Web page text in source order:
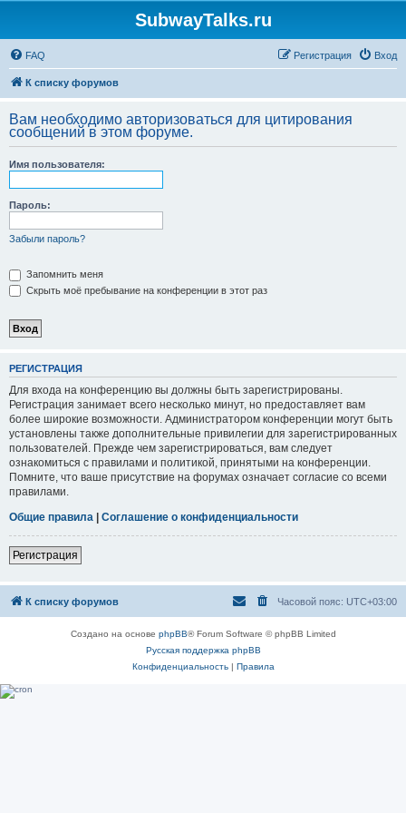
SubwayTalks.ru
FAQ Вход
Регистрация
К списку форумов
Вам необходимо авторизоваться для цитирования
сообщений в этом форуме.
Имя пользователя:
Пароль:
Забыли пароль?
Запомнить меня
Скрыть моё пребывание на конференции в этот раз
РЕГИСТРАЦИЯ
Для входа на конференцию вы должны быть зарегистрированы.
Регистрация занимает всего несколько минут, но предоставляет вам
более широкие возможности. Администратором конференции могут быть
установлены также дополнительные привилегии для зарегистрированных
пользователей. Прежде чем зарегистрироваться, вам следует
ознакомиться с правилами и политикой, принятыми на конференции.
Помните, что ваше присутствие на форумах означает согласие со всеми
правилами.
Общие правила | Соглашение о конфиденциальности
Регистрация
К списку форумов Часовой пояс: UTC+03:00
Создано на основе phpBB® Forum Software © phpBB Limited
Русская поддержка phpBB
Конфиденциальность| Правила